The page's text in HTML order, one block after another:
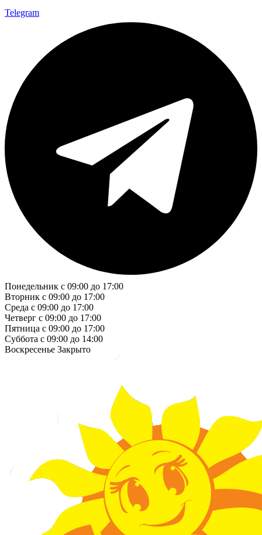
Telegram
Понедельник с 09:00 до 17:00
Вторник с 09:00 до 17:00
Среда с 09:00 до 17:00
Четверг с 09:00 до 17:00
Пятница с 09:00 до 17:00
Суббота с 09:00 до 14:00
Воскресенье Закрыто